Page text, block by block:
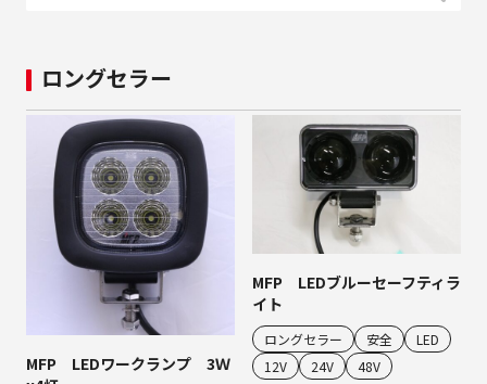
ロングセラー
MFP LEDワークランプ 3Ｗ
MFP LEDブルーセーフティラ
イト
ロングセラー 安全
LED
12V
24V
48V